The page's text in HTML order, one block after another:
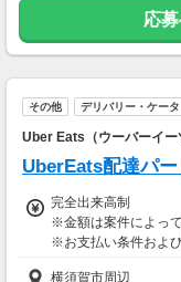
※65歳以上は日給マ
※70歳以上は日給マ
★交通誘導2級（以上
■65歳～69歳迄では
安全面・体力面の考
70歳以降では低負荷
給与が上記になる場
＜月収例＞
月収28万円可能
応
その他 デリバリー・ケー
Uber Eats（ウーバーイー
UberEats配達パー
完全出来高制
※金額は案件によっ
※お支払い条件およ
横須賀市周辺